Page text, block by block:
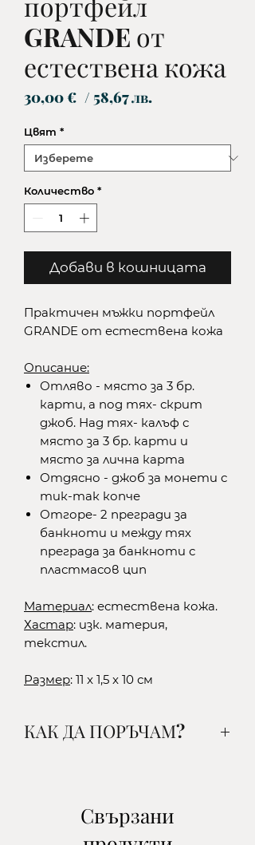
GRANDE от
естествена кожа
30,00 € / 58,67 лв.Цена
Цвят *
Количество *
Добави в кошницата
Практичен мъжки портфейл
GRANDE от естествена кожа
Описание:
Отляво - място за 3 бр.
карти, а под тях- скрит
джоб. Над тях- калъф с
място за 3 бр. карти и
място за лична карта
Отдясно - джоб за монети с
тик-так копче
Отгоре- 2 прегради за
банкноти и между тях
преграда за банкноти с
пластмасов цип
Материал: естествена кожа.
Хастар: изк. материя,
текстил.
Размер: 11 x 1,5 x 10 см
КАК ДА ПОРЪЧАМ?
Свързани